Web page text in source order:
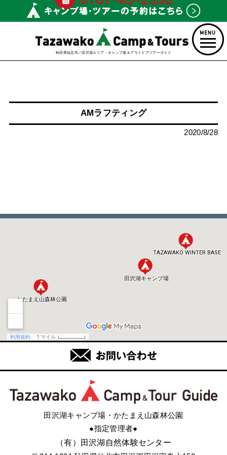
秋田県仙北市／田沢湖エリア・キャンプ場＆アウトドアツアーガイド
AMラフティング
2020/8/28
田沢湖キャンプ場・かたまえ山森林公園
●指定管理者●
（有）田沢湖自然体験センター